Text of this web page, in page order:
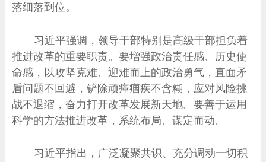
落细落到位。
习近平强调，领导干部特别是高级干部担负着
推进改革的重要职责。要增强政治责任感、历史使
命感，以攻坚克难、迎难而上的政治勇气，直面矛
盾问题不回避，铲除顽瘴痼疾不含糊，应对风险挑
战不退缩，奋力打开改革发展新天地。要善于运用
科学的方法推进改革，系统布局、谋定而动。
习近平指出，广泛凝聚共识、充分调动一切积